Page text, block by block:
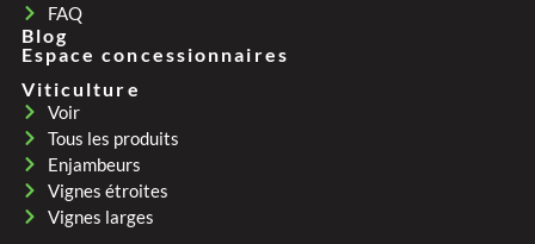
FAQ
Blog
Espace concessionnaires
Viticulture
Voir
Tous les produits
Enjambeurs
Vignes étroites
Vignes larges